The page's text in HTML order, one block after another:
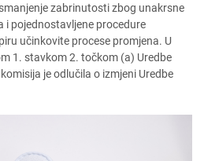
zabrinutosti zbog unakrsne
i pojednostavljene procedure
učinkovite procese promjena. U
1. stavkom 2. točkom (a) Uredbe
je odlučila o izmjeni Uredbe